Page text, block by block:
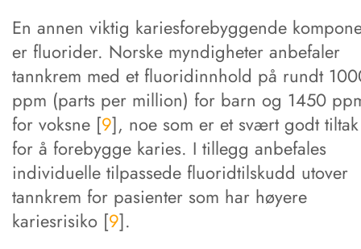
En annen viktig kariesforebyggende
er fluorider. Norske myndigheter anbefaler
tannkrem med et fluoridinnhold på rundt
ppm (parts per million) for barn og 1450
for voksne [9], noe som er et svært godt tiltak
for å forebygge karies. I tillegg anbefales
individuelle tilpassede fluoridtilskudd utover
tannkrem for pasienter som har høyere
kariesrisiko [9].